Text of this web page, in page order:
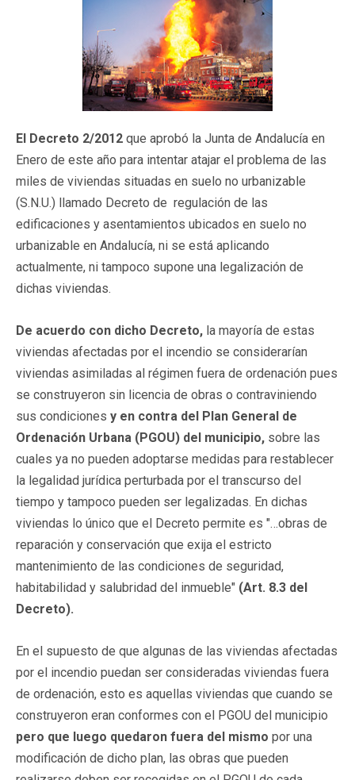
El Decreto 2/2012 que aprobó la Junta de Andalucía en
Enero de este año para intentar atajar el problema de las
miles de viviendas situadas en suelo no urbanizable
(S.N.U.) llamado Decreto de regulación de las
edificaciones y asentamientos ubicados en suelo no
urbanizable en Andalucía, ni se está aplicando
actualmente, ni tampoco supone una legalización de
dichas viviendas.
De acuerdo con dicho Decreto, la mayoría de estas
viviendas afectadas por el incendio se considerarían
viviendas asimiladas al régimen fuera de ordenación pues
se construyeron sin licencia de obras o contraviniendo
sus condiciones y en contra del Plan General de
Ordenación Urbana (PGOU) del municipio, sobre las
cuales ya no pueden adoptarse medidas para restablecer
la legalidad jurídica perturbada por el transcurso del
tiempo y tampoco pueden ser legalizadas. En dichas
viviendas lo único que el Decreto permite es "…obras de
reparación y conservación que exija el estricto
mantenimiento de las condiciones de seguridad,
habitabilidad y salubridad del inmueble" (Art. 8.3 del
Decreto).
En el supuesto de que algunas de las viviendas afectadas
por el incendio puedan ser consideradas viviendas fuera
de ordenación, esto es aquellas viviendas que cuando se
construyeron eran conformes con el PGOU del municipio
pero que luego quedaron fuera del mismo por una
modificación de dicho plan, las obras que pueden